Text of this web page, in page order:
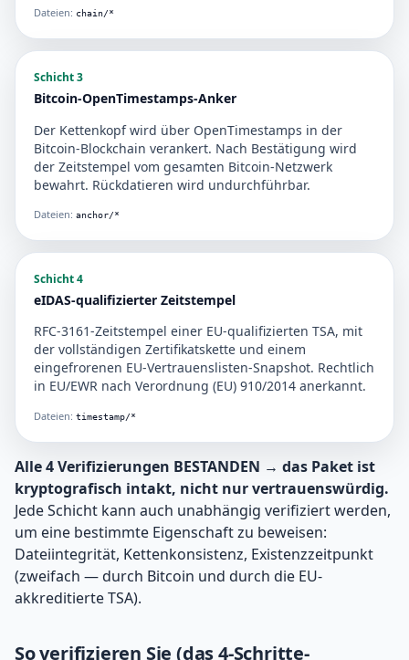
Dateien: chain/*
Schicht 3
Bitcoin-OpenTimestamps-Anker
Der Kettenkopf wird über OpenTimestamps in der
Bitcoin-Blockchain verankert. Nach Bestätigung wird
der Zeitstempel vom gesamten Bitcoin-Netzwerk
bewahrt. Rückdatieren wird undurchführbar.
Dateien: anchor/*
Schicht 4
eIDAS-qualifizierter Zeitstempel
RFC-3161-Zeitstempel einer EU-qualifizierten TSA, mit
der vollständigen Zertifikatskette und einem
eingefrorenen EU-Vertrauenslisten-Snapshot. Rechtlich
in EU/EWR nach Verordnung (EU) 910/2014 anerkannt.
Dateien: timestamp/*
Alle 4 Verifizierungen BESTANDEN → das Paket ist
kryptografisch intakt, nicht nur vertrauenswürdig.
Jede Schicht kann auch unabhängig verifiziert werden,
um eine bestimmte Eigenschaft zu beweisen:
Dateiintegrität, Kettenkonsistenz, Existenzzeitpunkt
(zweifach — durch Bitcoin und durch die EU-
akkreditierte TSA).
So verifizieren Sie (das 4-Schritte-